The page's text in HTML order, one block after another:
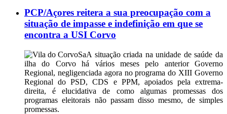
PCP/Açores reitera a sua preocupação com a
situação de impasse e indefinição em que se
encontra a USI Corvo
SaA situação criada na unidade de saúde da
ilha do Corvo há vários meses pelo anterior Governo
Regional, negligenciada agora no programa do XIII Governo
Regional do PSD, CDS e PPM, apoiados pela extrema-
direita, é elucidativa de como algumas promessas dos
programas eleitorais não passam disso mesmo, de simples
promessas.